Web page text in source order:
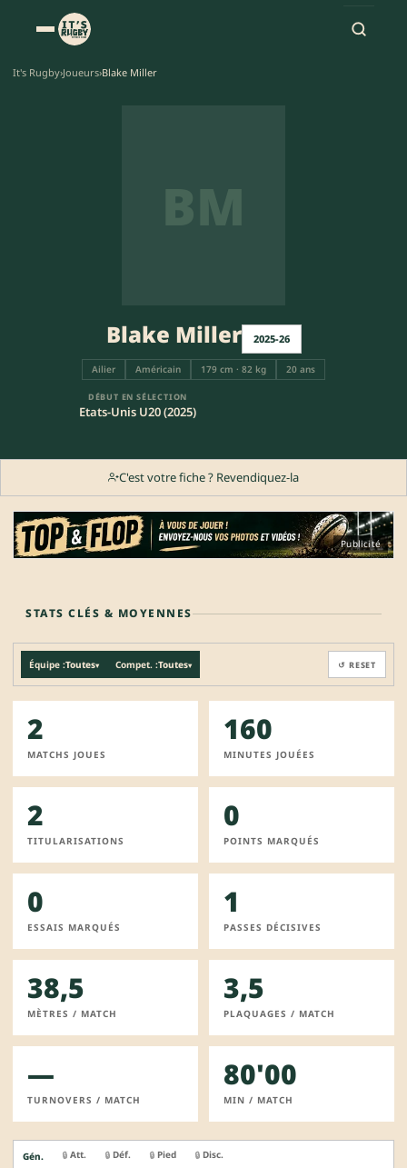
It's Rugby›Joueurs›Blake Miller
BM
Blake Miller 2025-26
Ailier Américain 179 cm · 82 kg 20 ans
DÉBUT EN SÉLECTION
Etats-Unis U20 (2025)
C'est votre fiche ? Revendiquez-la
Publicité
STATS CLÉS & MOYENNES
Équipe :Toutes▾ Compet. :Toutes▾ ↺ RESET
2
MATCHS JOUES
160
MINUTES JOUÉES
2
TITULARISATIONS
0
POINTS MARQUÉS
0
ESSAIS MARQUÉS
1
PASSES DÉCISIVES
38,5
MÈTRES / MATCH
3,5
PLAQUAGES / MATCH
—
TURNOVERS / MATCH
80'00
MIN / MATCH
Gén. 🔒 Att. 🔒 Déf. 🔒 Pied 🔒 Disc.